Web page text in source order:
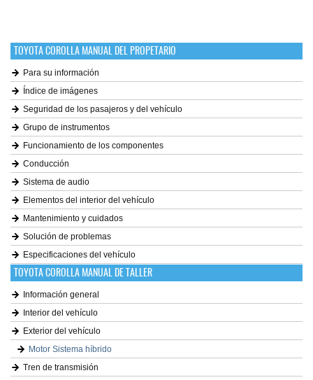
TOYOTA COROLLA MANUAL DEL PROPETARIO
Para su información
Índice de imágenes
Seguridad de los pasajeros y del vehículo
Grupo de instrumentos
Funcionamiento de los componentes
Conducción
Sistema de audio
Elementos del interior del vehículo
Mantenimiento y cuidados
Solución de problemas
Especificaciones del vehículo
TOYOTA COROLLA MANUAL DE TALLER
Información general
Interior del vehículo
Exterior del vehículo
Motor Sistema híbrido
Tren de transmisión